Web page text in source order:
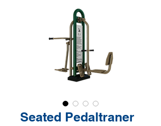
Seated Pedaltraner